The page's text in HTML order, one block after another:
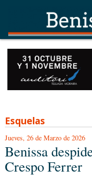
Esquelas
Jueves, 26 de Marzo de 2026
Benissa
Crespo Ferrer